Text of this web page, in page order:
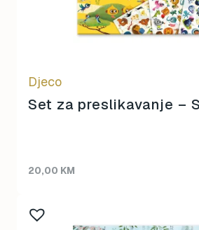
Djeco
Set za preslikavanje –
20,00 KM